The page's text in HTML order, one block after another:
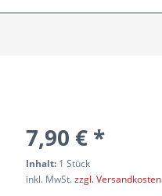
7,90 € *
Inhalt: 1 Stück
inkl. MwSt.zzgl. Versandkosten